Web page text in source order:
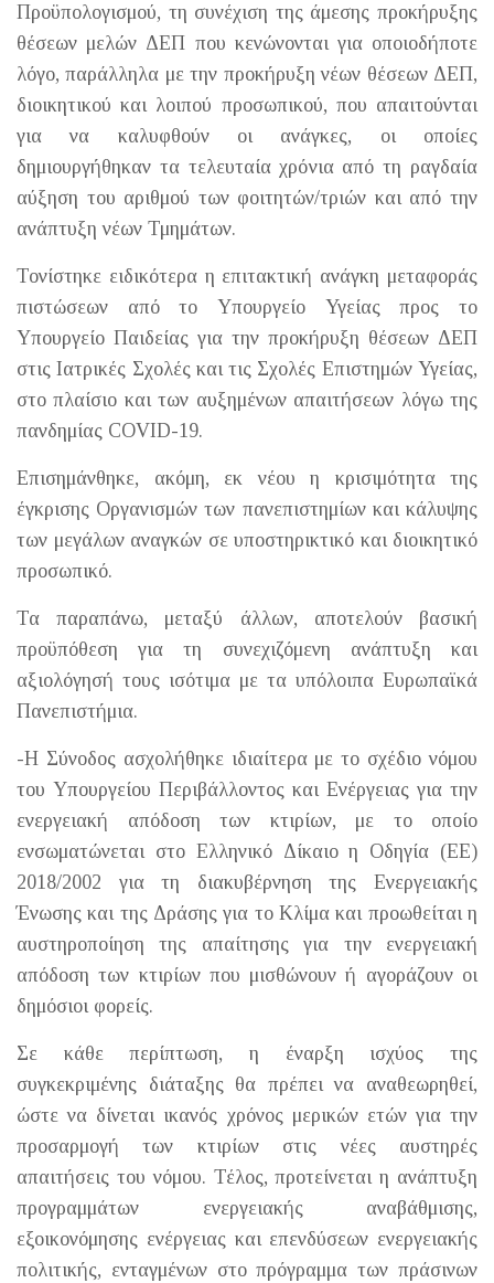
Προϋπολογισμού, τη συνέχιση της άμεσης προκήρυξης
θέσεων μελών ΔΕΠ που κενώνονται για οποιοδήποτε
λόγο, παράλληλα με την προκήρυξη νέων θέσεων ΔΕΠ,
διοικητικού και λοιπού προσωπικού, που απαιτούνται
για να καλυφθούν οι ανάγκες, οι οποίες
δημιουργήθηκαν τα τελευταία χρόνια από τη ραγδαία
αύξηση του αριθμού των φοιτητών/τριών και από την
ανάπτυξη νέων Τμημάτων.
Τονίστηκε ειδικότερα η επιτακτική ανάγκη μεταφοράς
πιστώσεων από το Υπουργείο Υγείας προς το
Υπουργείο Παιδείας για την προκήρυξη θέσεων ΔΕΠ
στις Ιατρικές Σχολές και τις Σχολές Επιστημών Υγείας,
στο πλαίσιο και των αυξημένων απαιτήσεων λόγω της
πανδημίας COVID-19.
Επισημάνθηκε, ακόμη, εκ νέου η κρισιμότητα της
έγκρισης Οργανισμών των πανεπιστημίων και κάλυψης
των μεγάλων αναγκών σε υποστηρικτικό και διοικητικό
προσωπικό.
Τα παραπάνω, μεταξύ άλλων, αποτελούν βασική
προϋπόθεση για τη συνεχιζόμενη ανάπτυξη και
αξιολόγησή τους ισότιμα με τα υπόλοιπα Ευρωπαϊκά
Πανεπιστήμια.
-Η Σύνοδος ασχολήθηκε ιδιαίτερα με το σχέδιο νόμου
του Υπουργείου Περιβάλλοντος και Ενέργειας για την
ενεργειακή απόδοση των κτιρίων, με το οποίο
ενσωματώνεται στο Ελληνικό Δίκαιο η Οδηγία (ΕΕ)
2018/2002 για τη διακυβέρνηση της Ενεργειακής
Ένωσης και της Δράσης για το Κλίμα και προωθείται η
αυστηροποίηση της απαίτησης για την ενεργειακή
απόδοση των κτιρίων που μισθώνουν ή αγοράζουν οι
δημόσιοι φορείς.
Σε κάθε περίπτωση, η έναρξη ισχύος της
συγκεκριμένης διάταξης θα πρέπει να αναθεωρηθεί,
ώστε να δίνεται ικανός χρόνος μερικών ετών για την
προσαρμογή των κτιρίων στις νέες αυστηρές
απαιτήσεις του νόμου. Τέλος, προτείνεται η ανάπτυξη
προγραμμάτων ενεργειακής αναβάθμισης,
εξοικονόμησης ενέργειας και επενδύσεων ενεργειακής
πολιτικής, ενταγμένων στο πρόγραμμα των πράσινων